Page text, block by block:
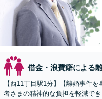
借金・浪費癖による
【西11丁目駅1分】【離婚事件
者さまの精神的な負担を軽減で